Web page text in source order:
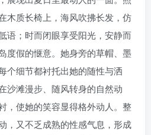
木质长椅上，海风吹拂长发，仿
语；时而闭眼享受阳光，安静而
度假的惬意。她身旁的草帽、墨
个细节都衬托出她的随性与洒
沙滩漫步、随风转身的自然动
，使她的笑容显得格外动人。整
，又不乏成熟的性感气息，形成